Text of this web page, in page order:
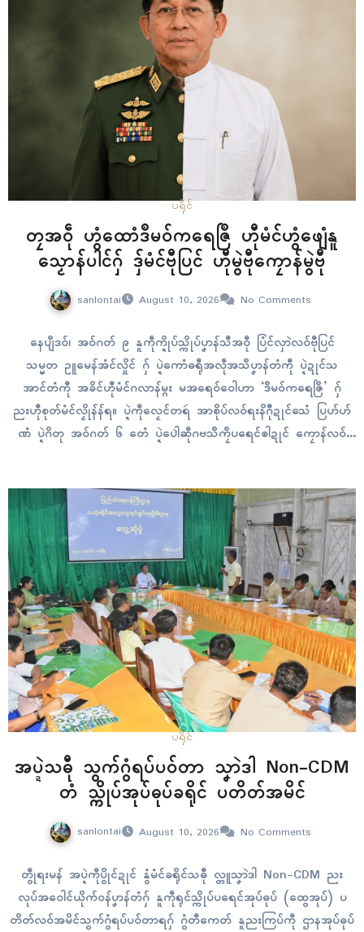
ပရိုၚ်
တၠအဝဵု ဟွံထောံဒဳမဝ်ကရေဇြဳ ဟီုမံၚ်ဟွံဖျေံနူ
သၟောန်ပါၚ်ဂှ် ဒှ်မံၚ်ဗီုပြၚ် ဟီုမွဲဗီုကၠောန်မွဲဗီု
sanlontai August 10, 2026 No Comments
နေပျဳဒဝ်၊ အဝ်ဂတ် ၉ နူကဵုက္ဍိုပ်သ္ကိုပ်ပၞာန်သီအဝဵု ပြံၚ်လှာဲလဝ်ဗီုပြၚ်
သမ္မတ ဥူမေန်အံၚ်လှိုၚ် ဂှ် ပ္ဍဲကောံဓရီုအလဵုအသဳပၞာန်တံကီု ပ္ဍဲဍုၚ်သ
အာၚ်တံကီု အခိၚ်ဟီုမံၚ်ဂလာန်မ္ဂး မအရေဝ်ဝေါဟာ ‘ဒဳမဝ်ကရေဇြဳ’ ဂှ်
ညးဟီုစုတ်မံၚ်လၟိုန်န်ရ။ ပ္ဍဲကဵုလၟေၚ်တရဴ အာစိုပ်လဝ်ရးနိဂီုဍုၚ်သေံ ပြဟ်ဟ်
ဏံ ပ္ဍဲဂိတု အဝ်ဂတ် ၆ တေံ ပ္ဍဲပေါဲဆဵုဂဗသဳကၠဳပရေၚ်ၜါဍုၚ် ကၠောန်လဝ်
ပရိုၚ်
အပ္ဍဲသဓီု သွက်ဂွံရပ်ပဝ်တာ သၞာဲဒါ Non-CDM
တံ သ္ကိုပ်အုပ်ဓုပ်ခရိုၚ် ပတိတ်အမိၚ်
sanlontai August 10, 2026 No Comments
တွဵုရးမန် အပ္ဍဲကဵုပွိုၚ်ဍုၚ် နွံမံၚ်ခရိုၚ်သဓီု လ္တူသၞာဲဒါ Non-CDM ညး
လုပ်အဝေါၚ်ယိုက်ဝန်ပၞာန်တံဂှ် နူကဵုရုၚ်သ္ကိုပ်ပရေၚ်အုပ်ဓုပ် (ထွေအုပ်) ပ
တိတ်လဝ်အမိၚ်သွက်ဂွံရပ်ပဝ်တာရဂှ် ဂွံတီကေတ် နူညးကြပ်ကဵု ဌာနအုပ်ဓုပ်